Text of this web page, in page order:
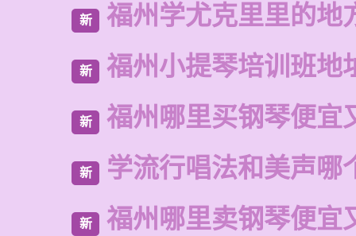
新 福州学尤克里里的地
新 福州小提琴培训班地
新 福州哪里买钢琴便宜
新 学流行唱法和美声哪
新 福州哪里卖钢琴便宜